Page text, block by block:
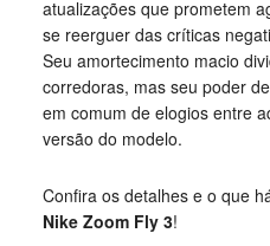
atualizações que prometem
se reerguer das críticas
Seu amortecimento macio
corredoras, mas seu poder
em comum de elogios entre
versão do modelo.
Confira os detalhes e o que
Nike Zoom Fly 3!